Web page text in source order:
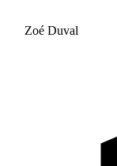
Zoé Duval